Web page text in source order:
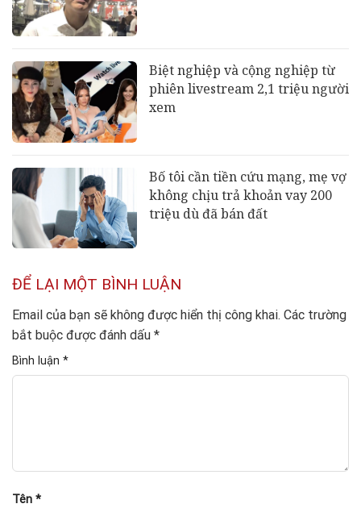
Biệt nghiệp và cộng nghiệp từ
phiên livestream 2,1 triệu người
xem
Bố tôi cần tiền cứu mạng, mẹ vợ
không chịu trả khoản vay 200
triệu dù đã bán đất
ĐỂ LẠI MỘT BÌNH LUẬN
Email của bạn sẽ không được hiển thị công khai. Các trường
bắt buộc được đánh dấu *
Bình luận *
Tên *